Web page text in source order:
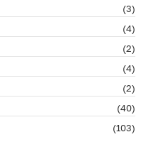
(3)
(4)
(2)
(4)
(2)
(40)
(103)